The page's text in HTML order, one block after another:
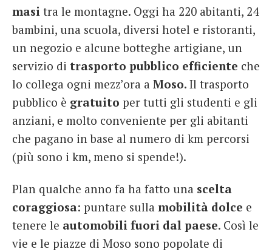
masi tra le montagne. Oggi ha 220 abitanti, 24
bambini, una scuola, diversi hotel e ristoranti,
un negozio e alcune botteghe artigiane, un
servizio di trasporto pubblico efficiente che
lo collega ogni mezz’ora a Moso. Il trasporto
pubblico è gratuito per tutti gli studenti e gli
anziani, e molto conveniente per gli abitanti
che pagano in base al numero di km percorsi
(più sono i km, meno si spende!).
Plan qualche anno fa ha fatto una scelta
coraggiosa: puntare sulla mobilità dolce e
tenere le automobili fuori dal paese. Così le
vie e le piazze di Moso sono popolate di